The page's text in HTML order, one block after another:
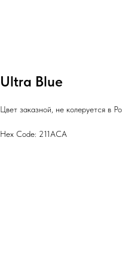
Ultra Blue
Цвет заказной, не колеруется в
Hex Code: 211ACA